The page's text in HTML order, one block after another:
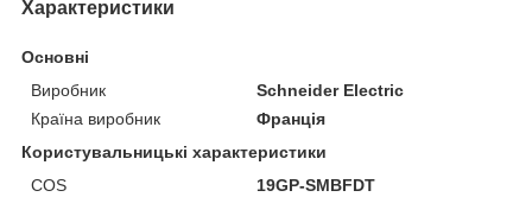
Характеристики
Основні
Виробник
Schneider Electric
Країна виробник
Франція
Користувальницькі характеристики
COS
19GP-SMBFDT